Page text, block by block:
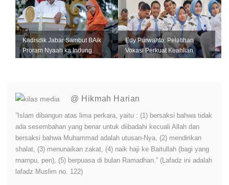
Kadisdik Jabar Sambut BAik
Proram Nyaah ka Indung
Edy Purwanto: Pelatihan
Vokasi Perkuat Keahlian
@ Hikmah Harian
”Islam dibangun atas lima perkara, yaitu : (1) bersaksi bahwa tidak
ada sesembahan yang benar untuk diibadahi kecuali Allah dan
bersaksi bahwa Muhammad adalah utusan-Nya, (2) mendirikan
shalat, (3) menunaikan zakat, (4) naik haji ke Baitullah (bagi yang
mampu, pen), (5) berpuasa di bulan Ramadhan.” (Lafadz ini adalah
lafadz Muslim no. 122)